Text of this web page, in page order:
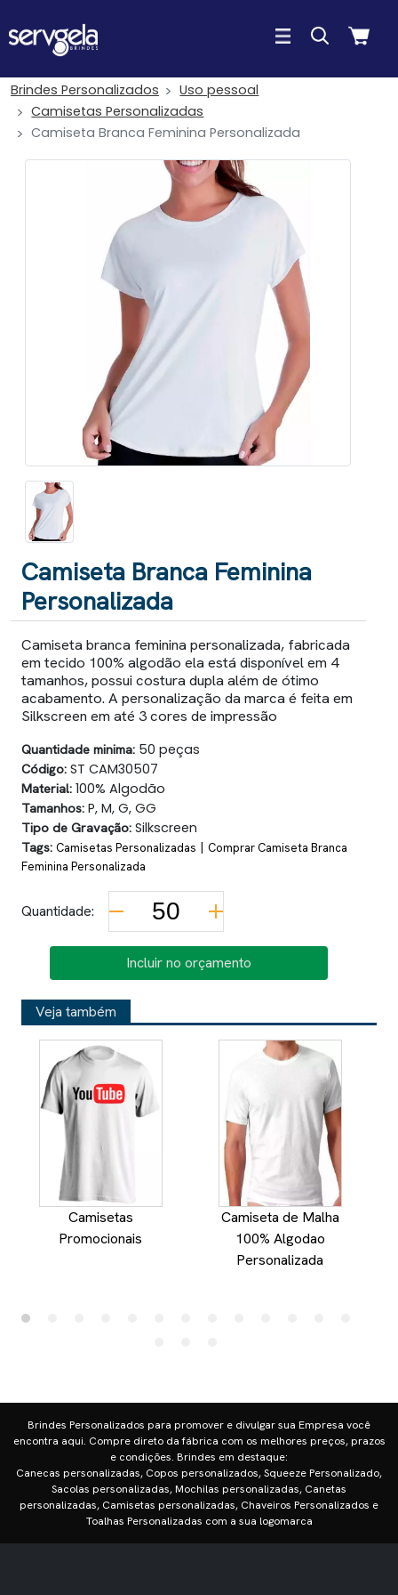
Brindes Personalizados
Uso pessoal
Camisetas Personalizadas
Camiseta Branca Feminina Personalizada
Camiseta Branca Feminina
Personalizada
Camiseta branca feminina personalizada, fabricada
em tecido 100% algodão ela está disponível em 4
tamanhos, possui costura dupla além de ótimo
acabamento. A personalização da marca é feita em
Silkscreen em até 3 cores de impressão
Quantidade minima: 50 peças
Código: ST CAM30507
Material: 100% Algodão
Tamanhos: P, M, G, GG
Tipo de Gravação: Silkscreen
Tags: Camisetas Personalizadas | Comprar Camiseta Branca
Feminina Personalizada
Quantidade:
Incluir no orçamento
Veja também
Camisetas
Promocionais
Camiseta de Malha
100% Algodao
Personalizada
Brindes Personalizados para promover e divulgar sua Empresa você
encontra aqui. Compre direto da fábrica com os melhores preços, prazos
e condições. Brindes em destaque:
Canecas personalizadas, Copos personalizados, Squeeze Personalizado,
Sacolas personalizadas, Mochilas personalizadas, Canetas
personalizadas, Camisetas personalizadas, Chaveiros Personalizados e
Toalhas Personalizadas com a sua logomarca